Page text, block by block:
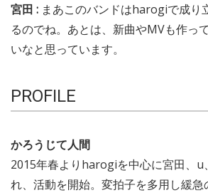
宮田 : まあこのバンドはharogiで成り
るのでね。あとは、新曲やMVも作っ
いなと思っています。
PROFILE
かろうじて人間
2015年春よりharogiを中心に宮田、u
れ、活動を開始。変拍子を多用し緩急